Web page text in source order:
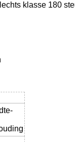
klasse 180